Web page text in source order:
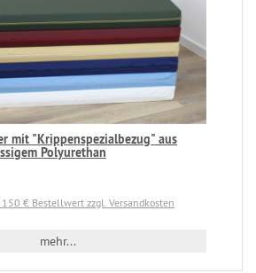
mit "Krippenspezialbezug" aus
Polyurethan
€ Bestellwert zzgl. Versandkosten
mehr...